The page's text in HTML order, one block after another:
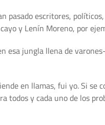
pasado escritores,
y Lenín Moreno, por
esa jungla llena de
en llamas, fui yo. Si
todos y cada uno de los